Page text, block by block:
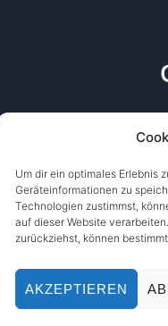
Um dir ein optimales Erlebnis
Geräteinformationen zu
Technologien zustimmst,
auf dieser Website
zurückziehst, können
AKZEPTIEREN